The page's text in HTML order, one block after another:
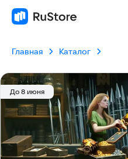
Главная Каталог
До 8 июня